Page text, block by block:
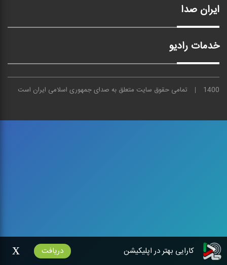
ایران صدا
خدمات رادیو
1400 تمامی حقوق سایت متعلق به صدایجمهوری اسلامی ایران است
کارایی بهتر در اپلیکیشن دریافت x